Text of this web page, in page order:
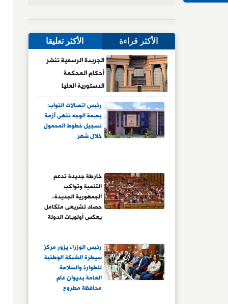
الأكثر قراءة الأكثر تعليقا
الجريدة الرسمية تنشر
أحكام المحكمة
الدستورية العليا
رئيس اتصالات النواب:
بصمة الوجه تنهى أزمة
تسجيل خطوط المحمول
خلال شهر
خارطة جديدة تدعم
التنمية وتواكب
الجمهورية الجديدة..
حصاد تشريعى متكامل
يعكس أولويات الدولة
الاجتماعية.. والبرلمان
ينجز واحدة من أكبر
الأجندات التشريعية فى
دور انعقاد واحد
رئيس الوزراء يزور مركز
سيطرة الشبكة الوطنية
للطوارئ والسلامة
العامة بديوان عام
محافظة مطروح